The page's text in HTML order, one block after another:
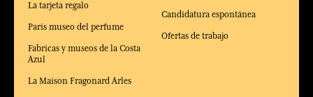
La tarjeta regalo
Paris museo del perfume
Fabricas y museos de la Costa
Azul
La Maison Fragonard Arles
Candidatura espontánea
Ofertas de trabajo